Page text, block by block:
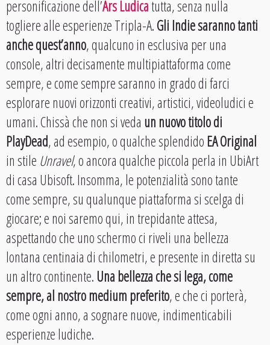
personificazione dell’Ars Ludicatutta, senza nulla
togliere alle esperienze Tripla-A.Gli Indie saranno tanti
anche quest’anno, qualcuno in esclusiva per una
console, altri decisamente multipiattaforma come
sempre, e come sempre saranno in grado di farci
esplorare nuovi orizzonti creativi, artistici, videoludici e
umani. Chissà che non si veda un nuovo titolo di
PlayDead, ad esempio, o qualche splendidoEA Original
in stile Unravel, o ancora qualche piccola perla in UbiArt
di casa Ubisoft. Insomma, le potenzialità sono tante
come sempre, su qualunque piattaforma si scelga di
giocare; e noi saremo qui, in trepidante attesa,
aspettando che uno schermo ci riveli una bellezza
lontana centinaia di chilometri, e presente in diretta su
un altro continente.Una bellezza che si lega, come
sempre, al nostro medium preferito, e che ci porterà,
come ogni anno, a sognare nuove, indimenticabili
esperienze ludiche.